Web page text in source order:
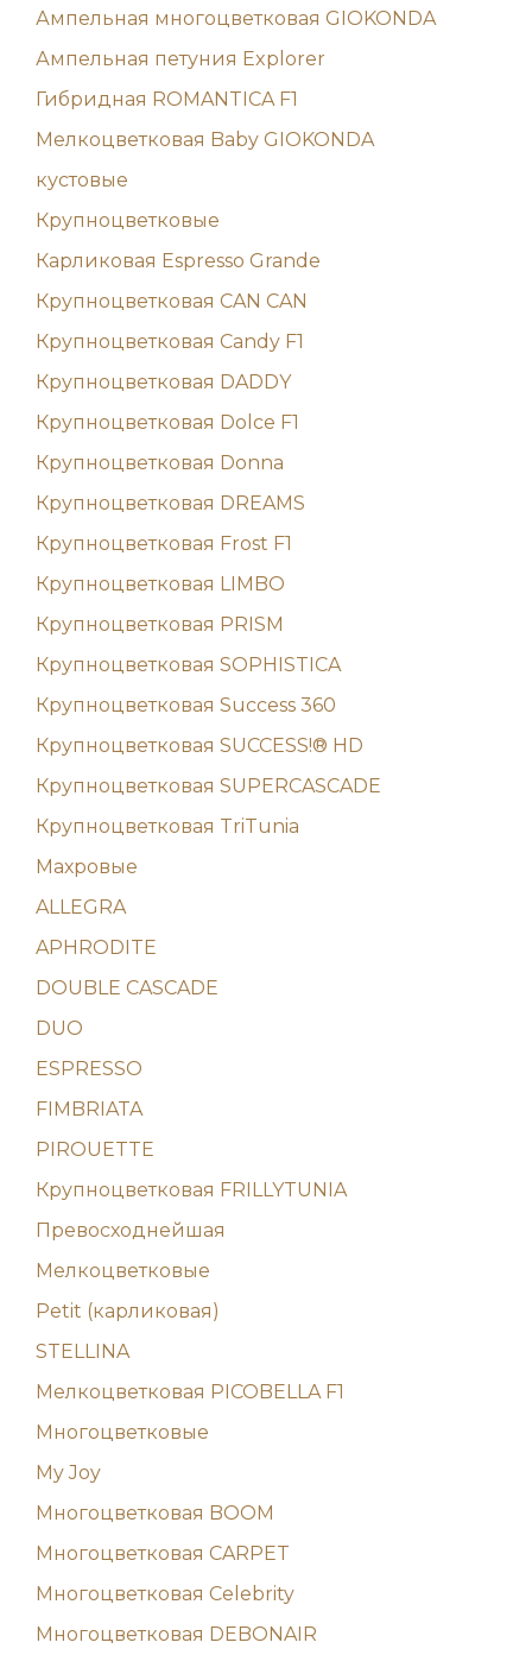
Ампельная многоцветковая GIOKONDA
Ампельная петуния Explorer
Гибридная ROMANTICA F1
Мелкоцветковая Baby GIOKONDA
кустовые
Крупноцветковые
Карликовая Espresso Grande
Крупноцветковая CAN CAN
Крупноцветковая Candy F1
Крупноцветковая DADDY
Крупноцветковая Dolce F1
Крупноцветковая Donna
Крупноцветковая DREAMS
Крупноцветковая Frost F1
Крупноцветковая LIMBO
Крупноцветковая PRISM
Крупноцветковая SOPHISTICA
Крупноцветковая Success 360
Крупноцветковая SUCCESS!® HD
Крупноцветковая SUPERCASCADE
Крупноцветковая TriTunia
Махровые
ALLEGRA
APHRODITE
DOUBLE CASCADE
DUO
ESPRESSO
FIMBRIATA
PIROUETTE
Крупноцветковая FRILLYTUNIA
Превосходнейшая
Мелкоцветковые
Petit (карликовая)
STELLINA
Мелкоцветковая PICOBELLA F1
Многоцветковые
My Joy
Многоцветковая BOOM
Многоцветковая CARPET
Многоцветковая Celebrity
Многоцветковая DEBONAIR